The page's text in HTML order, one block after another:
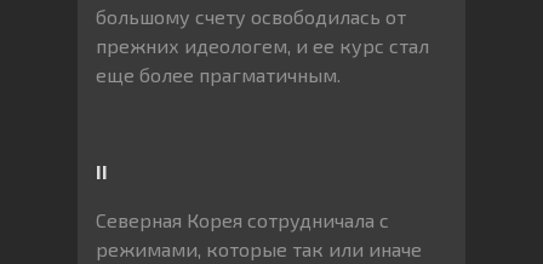
большому счету освободилась от
прежних идеологем, и ее курс стал
еще более прагматичным.
II
Северная Корея сотрудничала с
режимами, которые так или иначе